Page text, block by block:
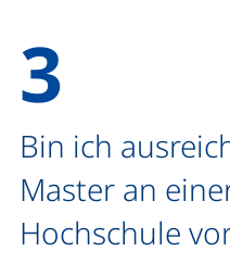
Bin ich
Master an
Hochschule